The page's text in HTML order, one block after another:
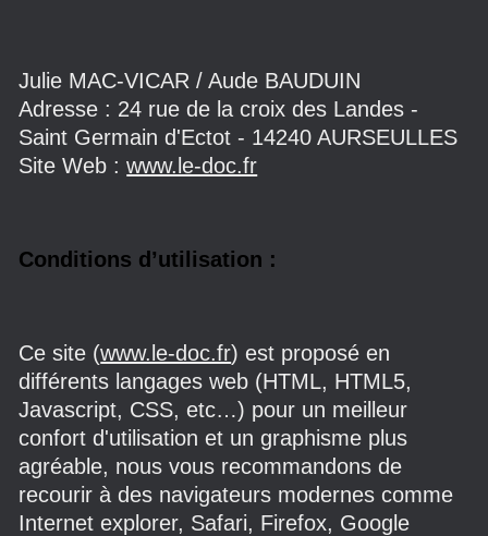
Julie MAC-VICAR / Aude BAUDUIN
Adresse : 24 rue de la croix des Landes -
Saint Germain d'Ectot - 14240 AURSEULLES
Site Web :www.le-doc.fr
Conditions d’utilisation :
Ce site (www.le-doc.fr) est proposé en
différents langages web (HTML, HTML5,
Javascript, CSS, etc…) pour un meilleur
confort d'utilisation et un graphisme plus
agréable, nous vous recommandons de
recourir à des navigateurs modernes comme
Internet explorer, Safari, Firefox, Google